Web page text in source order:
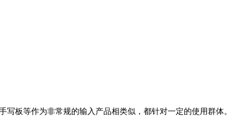
板等作为非常规的输入产品相类似，都针对一定的使用群体。